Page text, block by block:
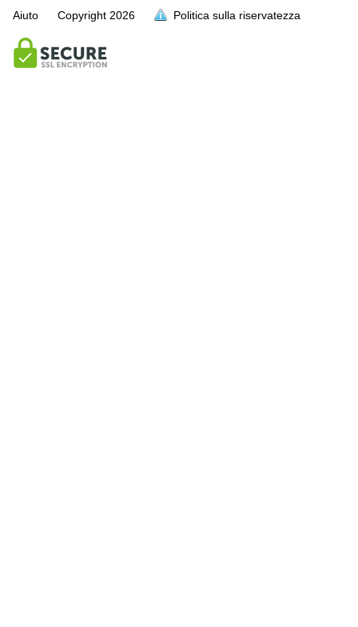
Aiuto Copyright 2026 Politica sulla riservatezza